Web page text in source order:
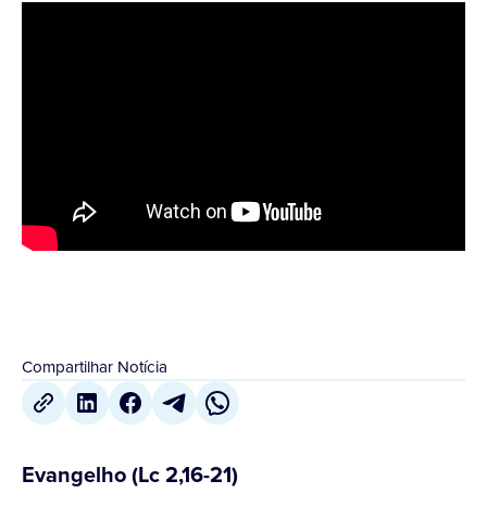
Compartilhar Notícia
Evangelho (Lc 2,16-21)